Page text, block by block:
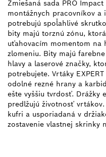
Zmiešaná sada PRO
montážnych pracovníkov
potrebujú spoľahlivé
bity majú torznú zónu,
uťahovacím momentom na
zlomeniu. Bity majú
hlavy a laserové značky,
potrebujete. Vrtáky
odolné rezné hrany a
ešte vyššiu tvrdosť. Drážky
predlžujú životnosť
kufri a usporiadaná v
zostavenie vlastnej skrinky